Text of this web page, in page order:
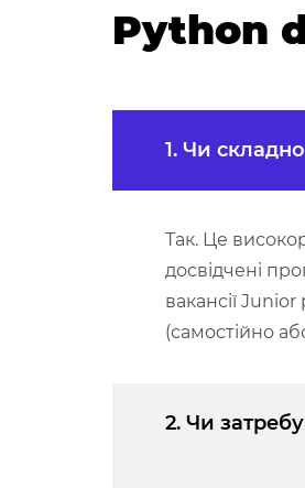
Python
1. Чи
Так. Це
досвідчені
вакансії
(самостійно
2. Чи